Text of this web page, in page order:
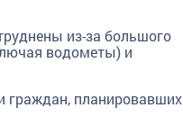
из-за большого
водометы) и
граждан, планировавших